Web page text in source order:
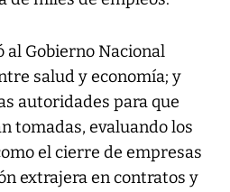
al Gobierno Nacional
salud y economía; y
autoridades para que
tomadas, evaluando los
el cierre de empresas
extrajera en contratos y